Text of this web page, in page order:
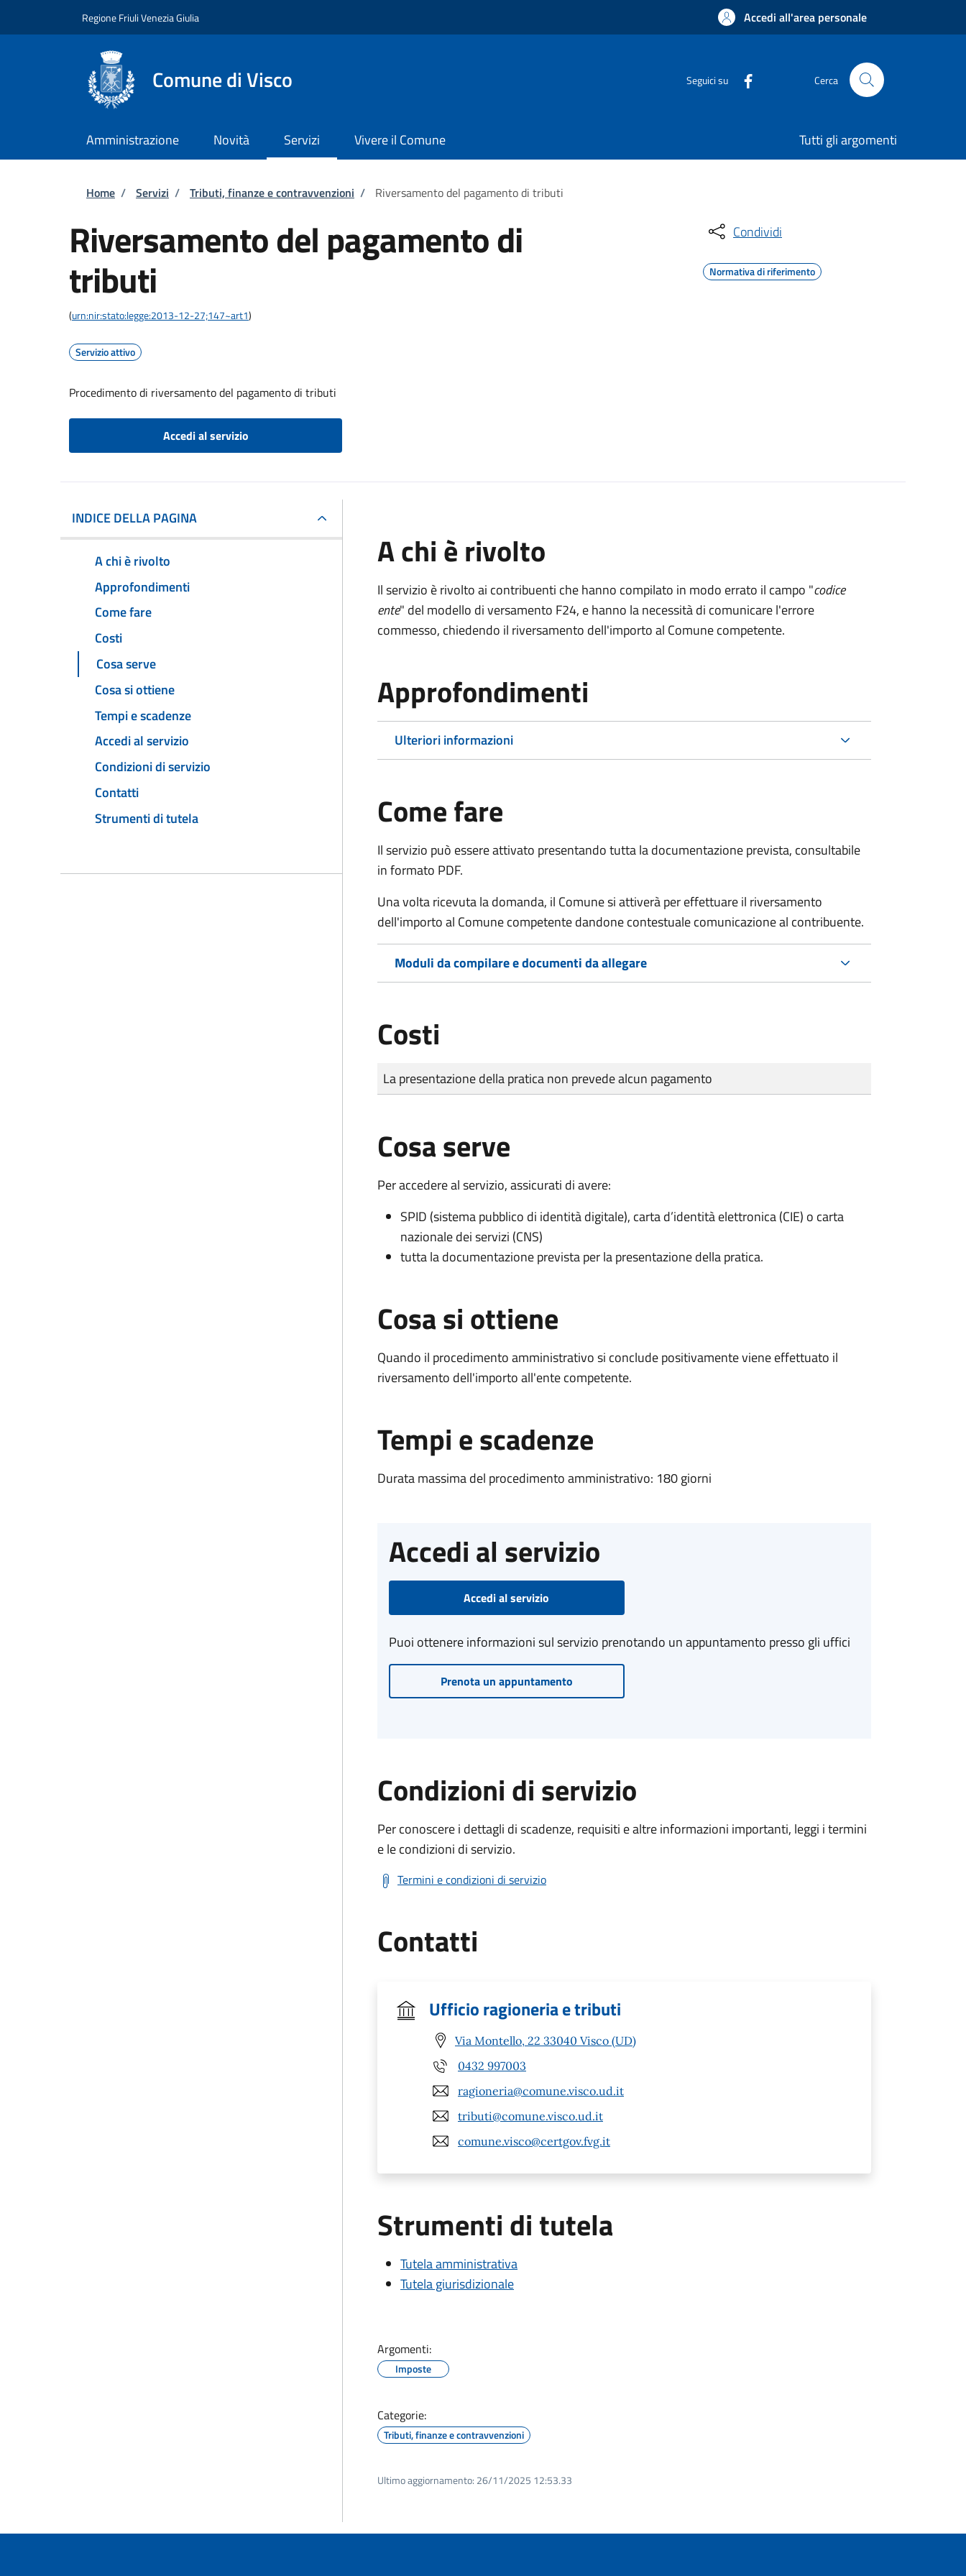
Regione Friuli Venezia Giulia Accedi all'area personale
Comune di Visco Seguici su Cerca
Amministrazione Novità Servizi Vivere il Comune Tutti gli argomenti
Briciole di pane
Home / Servizi / Tributi, finanze e contravvenzioni / Riversamento del pagamento di tributi
Riversamento del pagamento di
tributi
(urn:nir:stato:legge:2013-12-27;147~art1)
Servizio attivo
Procedimento di riversamento del pagamento di tributi
Accedi al servizio
Condividi
Normativa di riferimento
INDICE DELLA PAGINA
A chi è rivolto
Approfondimenti
Come fare
Costi
Cosa serve
Cosa si ottiene
Tempi e scadenze
Accedi al servizio
Condizioni di servizio
Contatti
Strumenti di tutela
A chi è rivolto
Il servizio è rivolto ai contribuenti che hanno compilato in modo errato il campo "codice
ente" del modello di versamento F24, e hanno la necessità di comunicare l'errore
commesso, chiedendo il riversamento dell'importo al Comune competente.
Approfondimenti
Ulteriori informazioni
Come fare
Il servizio può essere attivato presentando tutta la documentazione prevista, consultabile
in formato PDF.
Una volta ricevuta la domanda, il Comune si attiverà per effettuare il riversamento
dell'importo al Comune competente dandone contestuale comunicazione al contribuente.
Moduli da compilare e documenti da allegare
Costi
Tipo di pagamento
Importo
La presentazione della pratica non prevede alcun pagamento
Cosa serve
Per accedere al servizio, assicurati di avere:
SPID (sistema pubblico di identità digitale), carta d’identità elettronica (CIE) o carta
nazionale dei servizi (CNS)
tutta la documentazione prevista per la presentazione della pratica.
Cosa si ottiene
Quando il procedimento amministrativo si conclude positivamente viene effettuato il
riversamento dell'importo all'ente competente.
Tempi e scadenze
Durata massima del procedimento amministrativo: 180 giorni
Accedi al servizio
Accedi al servizio
Puoi ottenere informazioni sul servizio prenotando un appuntamento presso gli uffici
Prenota un appuntamento
Condizioni di servizio
Per conoscere i dettagli di scadenze, requisiti e altre informazioni importanti, leggi i termini
e le condizioni di servizio.
Termini e condizioni di servizio
Contatti
Ufficio ragioneria e tributi
Via Montello, 22 33040 Visco (UD)
0432 997003
ragioneria@comune.visco.ud.it
tributi@comune.visco.ud.it
comune.visco@certgov.fvg.it
Strumenti di tutela
Tutela amministrativa
Tutela giurisdizionale
Argomenti:
Imposte
Categorie:
Tributi, finanze e contravvenzioni
Ultimo aggiornamento: 26/11/2025 12:53.33